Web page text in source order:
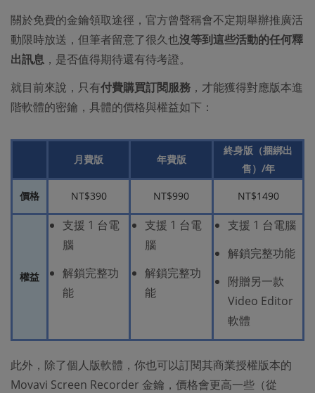
關於免費的金鑰領取途徑，官方曾聲稱會不定期舉辦推廣活
動限時放送，但筆者留意了很久也沒等到這些活動的任何釋
出訊息 ，是否值得期待還有待考證。
就目前來說，只有付費購買訂閱服務 ，才能獲得對應版本進
階軟體的密鑰，具體的價格與權益如下：
月費版 年費版
終身版（捆綁出
售）/年
價格 NT$390 NT$990 NT$1490
權益
支援 1 台電
腦
解鎖完整功
能
支援 1 台電
腦
解鎖完整功
能
支援 1 台電腦
解鎖完整功能
附贈另一款
Video Editor
軟體
此外，除了個人版軟體，你也可以訂閱其商業授權版本的
Movavi Screen Recorder 金鑰，價格會更高一些（從